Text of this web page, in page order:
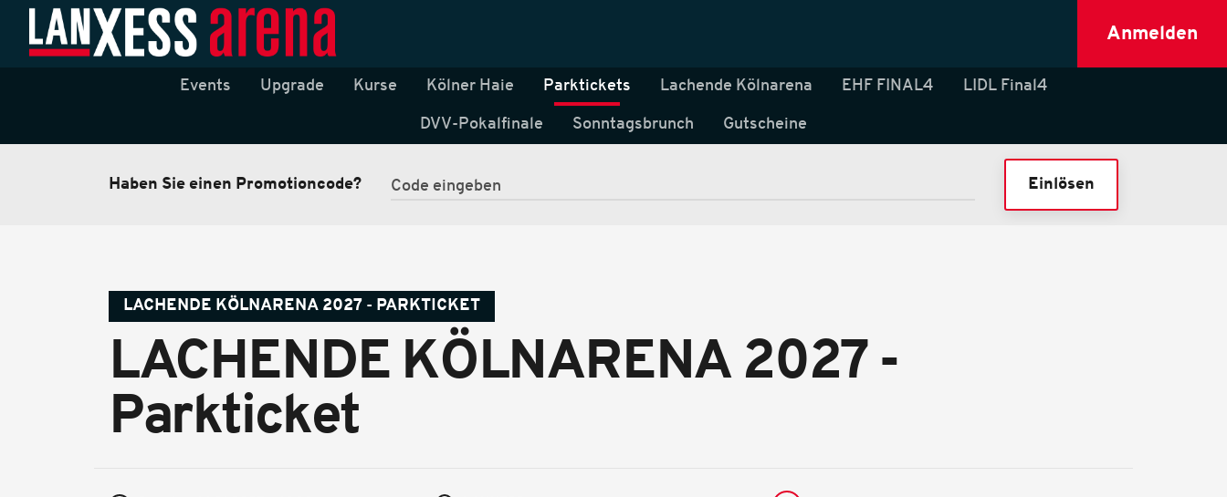
Anmelden
Events Upgrade Kurse Kölner Haie Parktickets Lachende Kölnarena EHF FINAL4 LIDL Final4
DVV-Pokalfinale Sonntagsbrunch Gutscheine
Haben Sie einen Promotioncode? Einlösen
LACHENDE KÖLNARENA 2027 - PARKTICKET
LACHENDE KÖLNARENA 2027 -
Parkticket